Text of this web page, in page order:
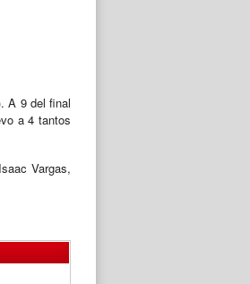
A 9 del final
a 4 tantos
Vargas,